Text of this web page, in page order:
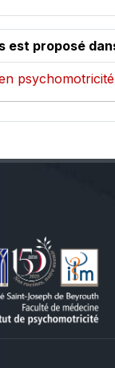
est proposé
psychomotricité